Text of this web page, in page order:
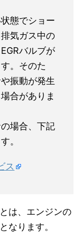
態でショー
気ガス中の
バルブが
。そのた
振動が発生
合がありま
場合、下記
。
ス
は、エンジンの
なります。